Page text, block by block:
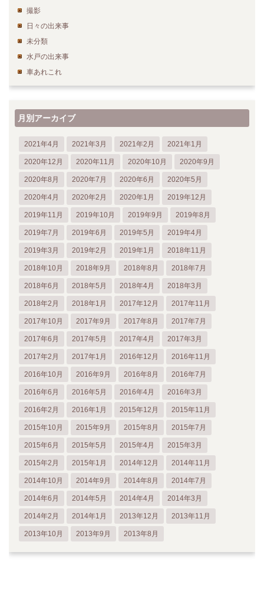
撮影
日々の出来事
未分類
水戸の出来事
車あれこれ
月別アーカイブ
2021年4月 2021年3月 2021年2月 2021年1月
2020年12月 2020年11月 2020年10月 2020年9月
2020年8月 2020年7月 2020年6月 2020年5月
2020年4月 2020年2月 2020年1月 2019年12月
2019年11月 2019年10月 2019年9月 2019年8月
2019年7月 2019年6月 2019年5月 2019年4月
2019年3月 2019年2月 2019年1月 2018年11月
2018年10月 2018年9月 2018年8月 2018年7月
2018年6月 2018年5月 2018年4月 2018年3月
2018年2月 2018年1月 2017年12月 2017年11月
2017年10月 2017年9月 2017年8月 2017年7月
2017年6月 2017年5月 2017年4月 2017年3月
2017年2月 2017年1月 2016年12月 2016年11月
2016年10月 2016年9月 2016年8月 2016年7月
2016年6月 2016年5月 2016年4月 2016年3月
2016年2月 2016年1月 2015年12月 2015年11月
2015年10月 2015年9月 2015年8月 2015年7月
2015年6月 2015年5月 2015年4月 2015年3月
2015年2月 2015年1月 2014年12月 2014年11月
2014年10月 2014年9月 2014年8月 2014年7月
2014年6月 2014年5月 2014年4月 2014年3月
2014年2月 2014年1月 2013年12月 2013年11月
2013年10月 2013年9月 2013年8月